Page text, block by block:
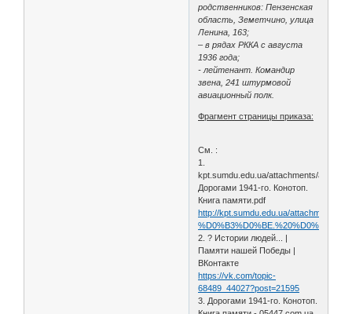
родственников: Пензенская
область, Земетчино, улица
Ленина, 163;
– в рядах РККА с августа
1936 года;
- лейтенант. Командир
звена, 241 штурмовой
авиационный полк.
Фрагмент страницы приказа:
См. :
1.
kpt.sumdu.edu.ua/attachments/article/
Дорогами 1941-го. Конотоп.
Книга памяти.pdf
http://kpt.sumdu.edu.ua/attachments/
2. ? Истории людей... |
Памяти нашей Победы |
ВКонтакте
https://vk.com/topic-
68489_44027?post=21595
3. Дорогами 1941-го. Конотоп.